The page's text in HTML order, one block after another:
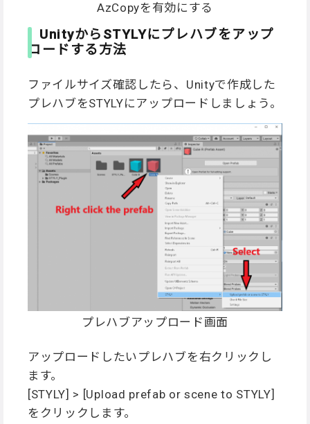
AzCopyを有効にする
UnityからSTYLYにプレハブをアップ
ロードする方法
ファイルサイズ確認したら、Unityで作成した
プレハブをSTYLYにアップロードしましょう。
プレハブアップロード画面
アップロードしたいプレハブを右クリックし
ます。
[STYLY] > [Upload prefab or scene to STYLY]
をクリックします。